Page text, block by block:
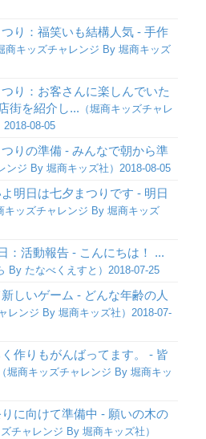
り：福笑いも結構人気 - 手作
商キッズチャレンジ By 堀商キッズ
り：お客さんに楽しんでいた
街を紹介し... （堀商キッズチャレ
08-05
りの準備 - みんなで朝から準
ンジ By 堀商キッズ社）2018-08-05
明日は七夕まつりです - 明日
キッズチャレンジ By 堀商キッズ
：活動報告 - こんにちは！ ...
By たなべくえすと）2018-07-25
しいゲーム - どんな年齢の人
レンジ By 堀商キッズ社）2018-07-
作りもがんばってます。 - 皆
（堀商キッズチャレンジ By 堀商キッ
に向けて準備中 - 願いの木の
ズチャレンジ By 堀商キッズ社）